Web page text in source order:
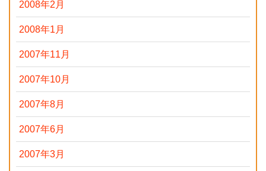
2008年2月
2008年1月
2007年11月
2007年10月
2007年8月
2007年6月
2007年3月